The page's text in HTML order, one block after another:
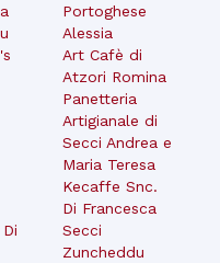
Portoghese
Alessia
Art Cafè di
Atzori Romina
Panetteria
Artigianale di
Secci Andrea e
Maria Teresa
Kecaffe Snc.
Di Francesca
Secci
Zuncheddu